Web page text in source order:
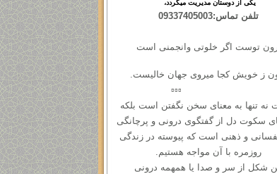
یکی از دوستان مدیریت میگردد،
تلفن تماس:09337405003
توست اگر خلوتی وانجمنی است
ز خویش کجا میروی جهان خالیست.
▫️▫️▫️
نه ‌تنها به معنای سخن نگفتن است بلکه
سکوت دل از گفتگوی درونی و ‌پرچانگی
و ذهنی است که پیوسته در زندگی
روزمره با آن مواجه هستیم.
شکل از سر و صدا یا همهمه‌ درونی